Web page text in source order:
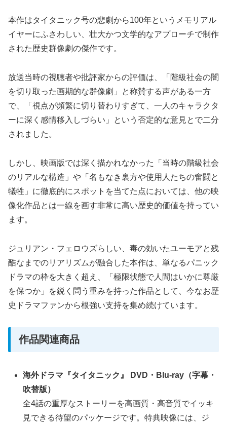
本作はタイタニック号の悲劇から100年というメモリアル
イヤーにふさわしい、壮大かつ文学的なアプローチで制作
された歴史群像劇の傑作です。
放送当時の視聴者や批評家からの評価は、「階級社会の闇
を切り取った画期的な群像劇」と称賛する声がある一方
で、「視点が頻繁に切り替わりすぎて、一人のキャラクタ
ーに深く感情移入しづらい」という否定的な意見とで二分
されました。
しかし、映画版では深く描かれなかった「当時の階級社会
のリアルな構造」や「名もなき裏方や使用人たちの奮闘と
犠牲」に徹底的にスポットを当てた点においては、他の映
像化作品とは一線を画す非常に高い歴史的価値を持ってい
ます。
ジュリアン・フェロウズらしい、毒の効いたユーモアと残
酷なまでのリアリズムが融合した本作は、単なるパニック
ドラマの枠を大きく超え、「極限状態で人間はいかに尊厳
を保つか」を鋭く問う重みを持った作品として、今なお歴
史ドラマファンから根強い支持を集め続けています。
作品関連商品
海外ドラマ『タイタニック』 DVD・Blu-ray（字幕・
吹替版）
全4話の重厚なストーリーを高画質・高音質でイッキ
見できる待望のパッケージです。特典映像には、ジ